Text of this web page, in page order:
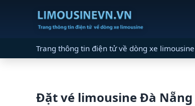
Trang thông tin điện tử về dòng xe limousine
Đặt vé limousine Đà